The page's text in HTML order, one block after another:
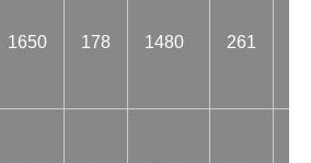
1650 178 1480 261